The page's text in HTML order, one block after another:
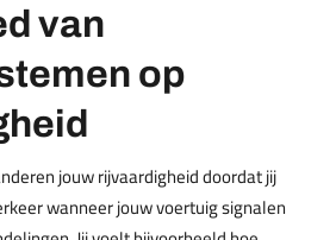
van
op
jouw rijvaardigheid doordat jij
wanneer jouw voertuig signalen